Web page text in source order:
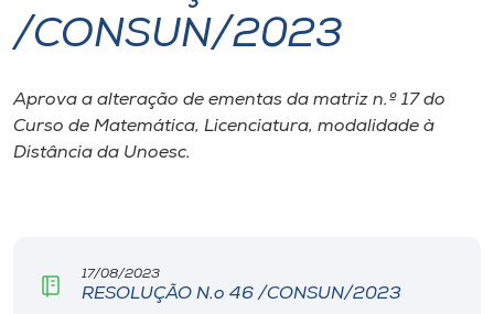
I.nova
Diplomados
/CONSUN/2023
Aprova a alteração de ementas da matriz n.º 17 do
Curso de Matemática, Licenciatura, modalidade à
Distância da Unoesc.
17/08/2023
RESOLUÇÃO N.o 46 /CONSUN/2023